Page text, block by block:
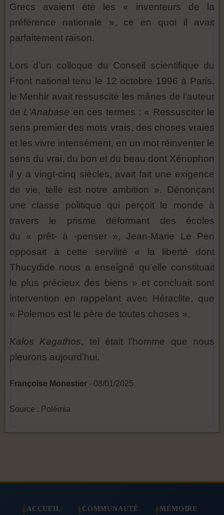
Grecs avaient été les « inventeurs de la
préférence nationale », ce en quoi il avait
parfaitement raison.
Lors d’un colloque du Conseil scientifique du
Front national tenu le 12 octobre 1996 à Paris,
le Menhir avait ressuscité les mânes de l’auteur
de L’Anabase en ces termes : « Ressusciter le
sens premier des mots vrais, des choses vraies
et les vivre intensément, en un mot réinventer le
sens du vrai, du bon et du beau dont Xénophon
il y a vingt-cinq siècles, avait fait une exigence
de vie, telle est notre ambition ». Dénonçant
une classe politique qui perçoit le monde à
travers le prisme déformant des écoles
du « prêt- à -penser », Jean-Marie Le Pen
opposait à cette servilité « la liberté dont
Thucydide nous a enseigné qu’elle constituait
le plus précieux des biens » et concluait sont
intervention en rappelant avec Héraclite, que
« Polemos est le père de toutes choses ».
Kalos Kagathos, tel était l’homme que nous
pleurons aujourd’hui.
Françoise Monestier - 08/01/2025
Source : Polémia
ACCUEIL COMMUNAUTÉ MÉMOIRE